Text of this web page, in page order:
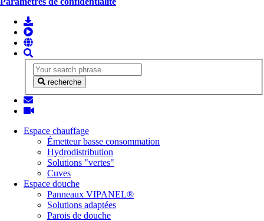
recherche
Espace chauffage
Émetteur basse consommation
Hydrodistribution
Solutions "vertes"
Cuves
Espace douche
Panneaux VIPANEL®
Solutions adaptées
Parois de douche